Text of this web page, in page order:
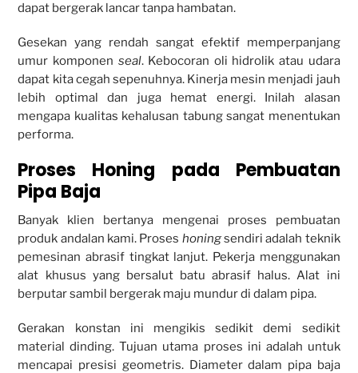
dapat bergerak lancar tanpa hambatan.
Gesekan yang rendah sangat efektif memperpanjang
umur komponen seal. Kebocoran oli hidrolik atau udara
dapat kita cegah sepenuhnya. Kinerja mesin menjadi jauh
lebih optimal dan juga hemat energi. Inilah alasan
mengapa kualitas kehalusan tabung sangat menentukan
performa.
Proses Honing pada Pembuatan
Pipa Baja
Banyak klien bertanya mengenai proses pembuatan
produk andalan kami. Proses honingsendiri adalah teknik
pemesinan abrasif tingkat lanjut. Pekerja menggunakan
alat khusus yang bersalut batu abrasif halus. Alat ini
berputar sambil bergerak maju mundur di dalam pipa.
Gerakan konstan ini mengikis sedikit demi sedikit
material dinding. Tujuan utama proses ini adalah untuk
mencapai presisi geometris. Diameter dalam pipa baja